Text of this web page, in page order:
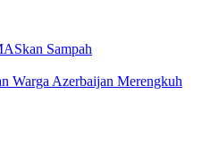
Sampah
Warga Azerbaijan Merengkuh